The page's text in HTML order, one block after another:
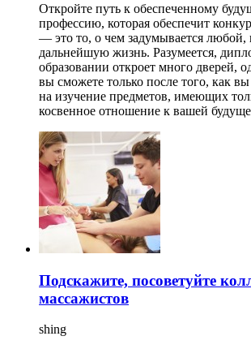
Откройте путь к обеспеченному
профессию, которая обеспечит
— это то, о чем задумывается любой,
дальнейшую жизнь. Разумеется,
образовании откроет много дверей,
вы сможете только после того, как
на изучение предметов, имеющих
косвенное отношение к вашей
Подскажите, посоветуйте
массажистов
shing